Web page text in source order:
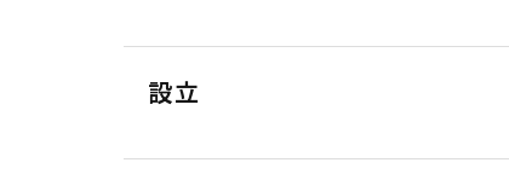
設立